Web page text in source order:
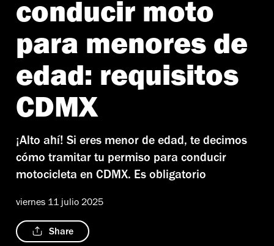
conducir moto
para menores de
edad: requisitos
CDMX
¡Alto ahí! Si eres menor de edad, te decimos
cómo tramitar tu permiso para conducir
motocicleta en CDMX. Es obligatorio
viernes 11 julio 2025
Share